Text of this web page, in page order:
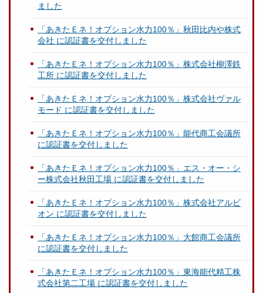
ました
「あきたＥネ！オプション水力100％」秋田比内や株式
会社 に認証書を交付しました
「あきたＥネ！オプション水力100％」株式会社柳澤鉄
工所 に認証書を交付しました
「あきたＥネ！オプション水力100％」株式会社ヴァル
モード に認証書を交付しました
「あきたＥネ！オプション水力100％」能代商工会議所
に認証書を交付しました
「あきたＥネ！オプション水力100％」エス・オー・シ
ー株式会社秋田工場 に認証書を交付しました
「あきたＥネ！オプション水力100％」株式会社アルビ
オン に認証書を交付しました
「あきたＥネ！オプション水力100％」大館商工会議所
に認証書を交付しました
「あきたＥネ！オプション水力100％」東海能代精工株
式会社第二工場 に認証書を交付しました